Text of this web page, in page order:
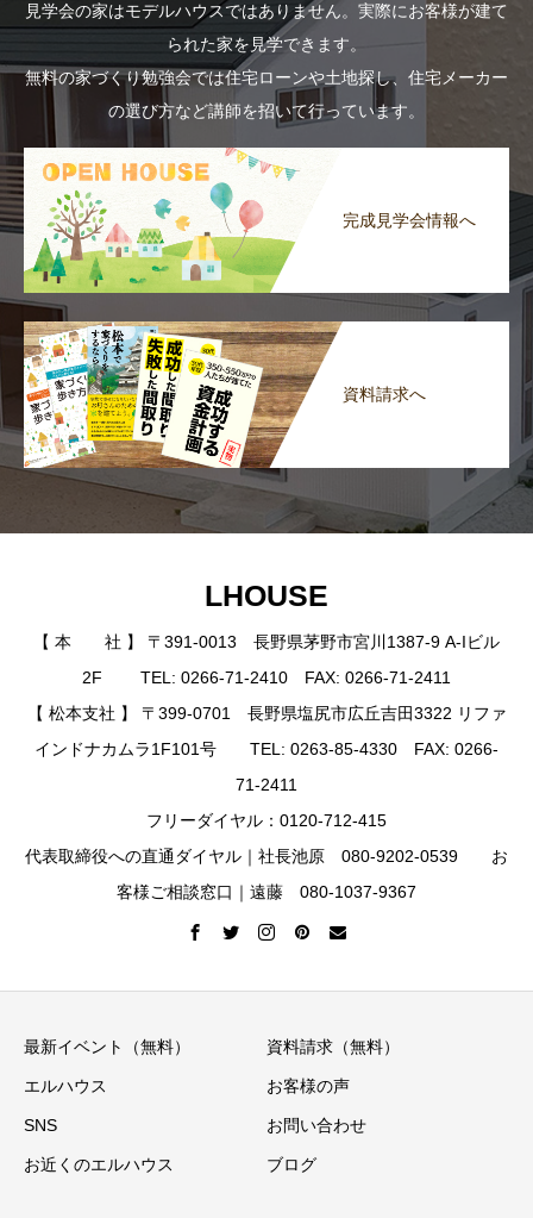
見学会の家はモデルハウスではありません。実際にお客様が建て
られた家を見学できます。
無料の家づくり勉強会では住宅ローンや土地探し、住宅メーカー
の選び方など講師を招いて行っています。
完成見学会情報へ
資料請求へ
LHOUSE
【 本 社 】 〒391-0013 長野県茅野市宮川1387-9 A-Iビル
2F TEL: 0266-71-2410 FAX: 0266-71-2411
【 松本支社 】 〒399-0701 長野県塩尻市広丘吉田3322 リファ
インドナカムラ1F101号 TEL: 0263-85-4330 FAX: 0266-
71-2411
フリーダイヤル：0120-712-415
代表取締役への直通ダイヤル｜社長池原 080-9202-0539 お
客様ご相談窓口｜遠藤 080-1037-9367
最新イベント（無料） 資料請求（無料）
エルハウス お客様の声
SNS お問い合わせ
お近くのエルハウス ブログ